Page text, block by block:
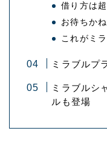
借り方は
お待ちか
これがミ
ミラブルプ
ミラブルシ
ルも登場